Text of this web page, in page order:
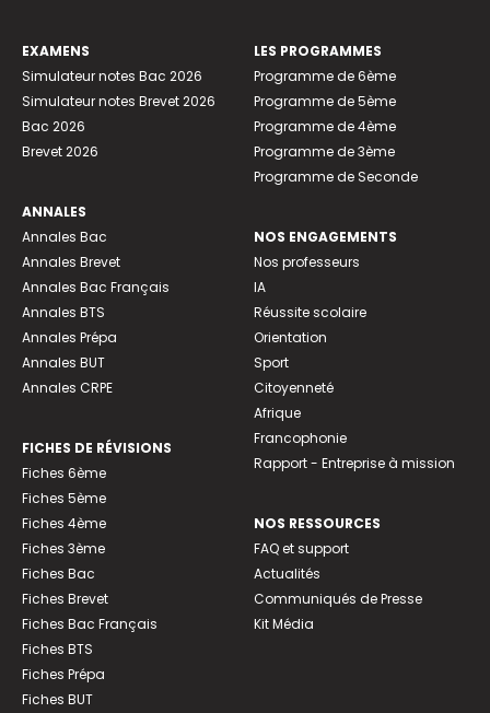
EXAMENS
Simulateur notes Bac 2026
Simulateur notes Brevet 2026
Bac 2026
Brevet 2026
ANNALES
Annales Bac
Annales Brevet
Annales Bac Français
Annales BTS
Annales Prépa
Annales BUT
Annales CRPE
FICHES DE RÉVISIONS
Fiches 6ème
Fiches 5ème
Fiches 4ème
Fiches 3ème
Fiches Bac
Fiches Brevet
Fiches Bac Français
Fiches BTS
Fiches Prépa
Fiches BUT
LES PROGRAMMES
Programme de 6ème
Programme de 5ème
Programme de 4ème
Programme de 3ème
Programme de Seconde
NOS ENGAGEMENTS
Nos professeurs
IA
Réussite scolaire
Orientation
Sport
Citoyenneté
Afrique
Francophonie
Rapport - Entreprise à mission
NOS RESSOURCES
FAQ et support
Actualités
Communiqués de Presse
Kit Média